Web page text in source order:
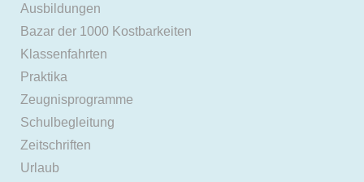
Ausbildungen
Bazar der 1000 Kostbarkeiten
Klassenfahrten
Praktika
Zeugnisprogramme
Schulbegleitung
Zeitschriften
Urlaub